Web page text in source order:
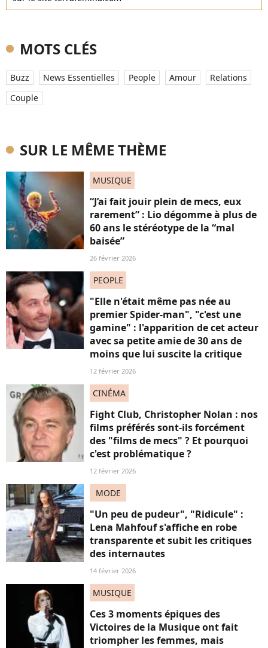
MOTS CLÉS
Buzz News Essentielles People Amour
Relations
Couple
SUR LE MÊME THÈME
MUSIQUE
“J’ai fait jouir plein de mecs, eux
rarement” : Lio dégomme à plus de
60 ans le stéréotype de la “mal
baisée”
26 février 2026
PEOPLE
"Elle n'était même pas née au
premier Spider-man", "c'est une
gamine" : l'apparition de cet acteur
avec sa petite amie de 30 ans de
moins que lui suscite la critique
12 février 2026
CINÉMA
Fight Club, Christopher Nolan : nos
films préférés sont-ils forcément
des "films de mecs" ? Et pourquoi
c'est problématique ?
12 février 2026
MODE
"Un peu de pudeur", "Ridicule" :
Lena Mahfouf s'affiche en robe
transparente et subit les critiques
des internautes
14 février 2026
MUSIQUE
Ces 3 moments épiques des
Victoires de la Musique ont fait
triompher les femmes, mais